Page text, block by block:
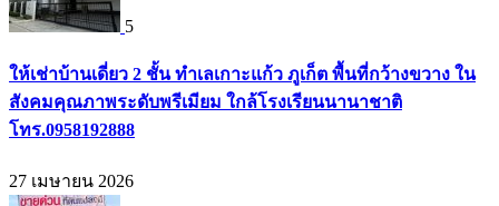
5
ให้เช่าบ้านเดี่ยว 2 ชั้น ทำเลเกาะแก้ว ภูเก็ต พื้นที่กว้างขวาง ใน
สังคมคุณภาพระดับพรีเมียม ใกล้โรงเรียนนานาชาติ
โทร.0958192888
27 เมษายน 2026